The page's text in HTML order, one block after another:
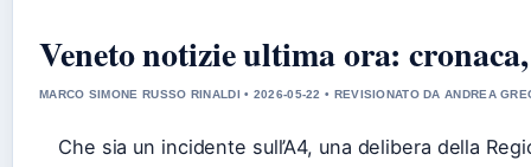
Veneto notizie ultima ora:
MARCO SIMONE RUSSO RINALDI • 2026-05-22 • REVISIONATO DA ANDREA
Che sia un incidente sull’A4, una delibera della